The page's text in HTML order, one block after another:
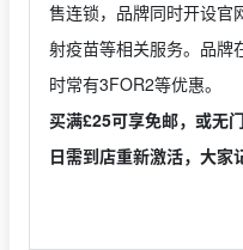
售连锁，品牌同时开设官
射疫苗等相关服务。品牌
时常有3FOR2等优惠。
买满£25可享免邮，或无
日需到店重新激活，大家